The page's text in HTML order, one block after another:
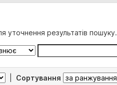
уточнення результатів пошуку.
Сортування